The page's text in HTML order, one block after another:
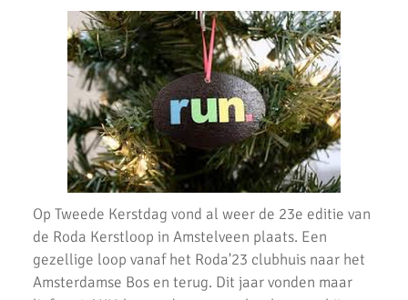
Bevrijdingsloop 2023
Uithoorns Mooiste de Loop 2023 weer geweldig loopfeest
Zilveren Turfloop 2022
Wijnmarathon met AKU
Uitslagen Omloop van Noordwijkerhout 2022
Uitslagen Uithoorns Mooiste 2022
Uitslagen Weekend 09 April 2022
Op Tweede Kerstdag vond al weer de 23e editie van
de Roda Kerstloop in Amstelveen plaats. Een
gezellige loop vanaf het Roda'23 clubhuis naar het
Amsterdamse Bos en terug. Dit jaar vonden maar